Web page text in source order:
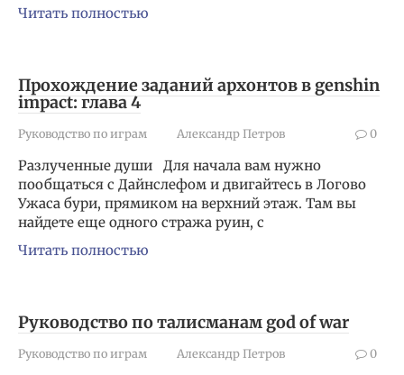
Читать полностью
Прохождение заданий архонтов в genshin
impact: глава 4
Руководство по играм Александр Петров 0
Разлученные души Для начала вам нужно
пообщаться с Дайнслефом и двигайтесь в Логово
Ужаса бури, прямиком на верхний этаж. Там вы
найдете еще одного стража руин, с
Читать полностью
Руководство по талисманам god of war
Руководство по играм Александр Петров 0